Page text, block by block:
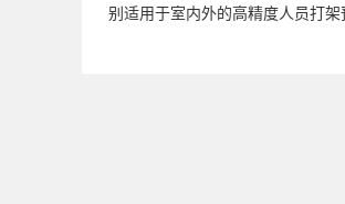
别适用于室内外的高精度人员打架